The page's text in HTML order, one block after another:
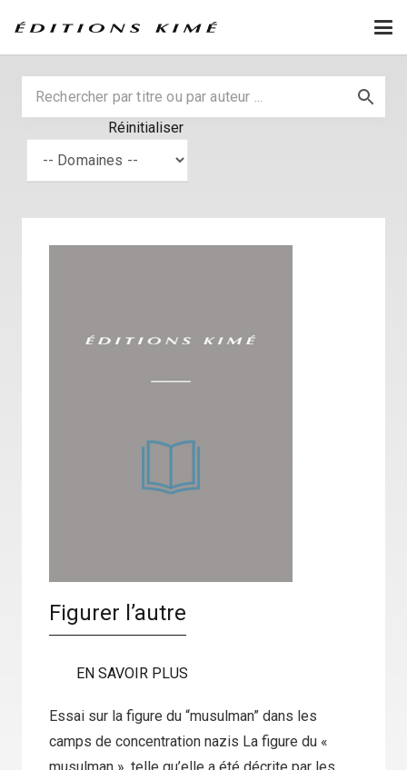
Réinitialiser
Figurer l’autre
EN SAVOIR PLUS
Essai sur la figure du “musulman” dans les
camps de concentration nazis La figure du «